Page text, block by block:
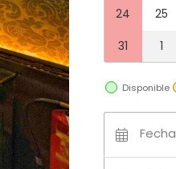
24
25
31
1
Disponible
Fecha